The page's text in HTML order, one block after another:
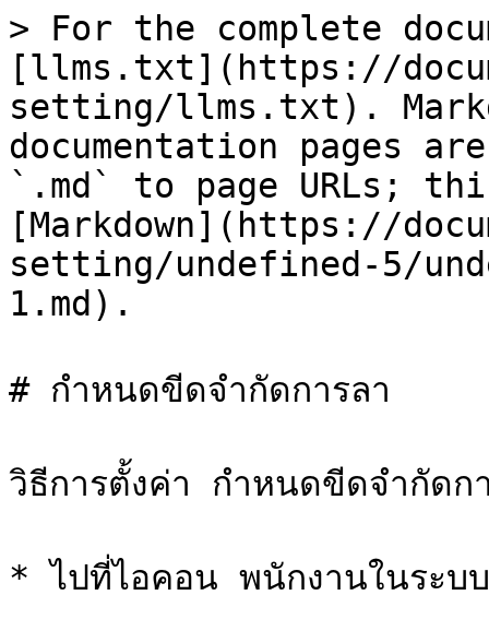
> For the complete
[llms.txt](https://
setting/llms.txt).
documentation pages
`.md` to page URLs;
[Markdown](https://
setting/undefined-5/
1.md).
# กำหนดขีดจำกัดการลา
วิธีการตั้งค่า กำหนดขีดจำกัดก
* ไปที่ไอคอน พนักงานในระบบ